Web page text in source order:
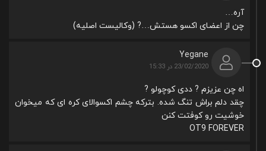
آره…
چن از اعضای اکسو هستش…? (وکالیست اصلیه)
Yegane
23/02/2020 در 15:33
اه چن عزیزم ? ددی کوچولو ?
چقد دلم براش تنگ شده. بترکه چشم اکسوالای کره ای که میخوان
خوشیت رو کوفتت کنن
OT9 FOREVER